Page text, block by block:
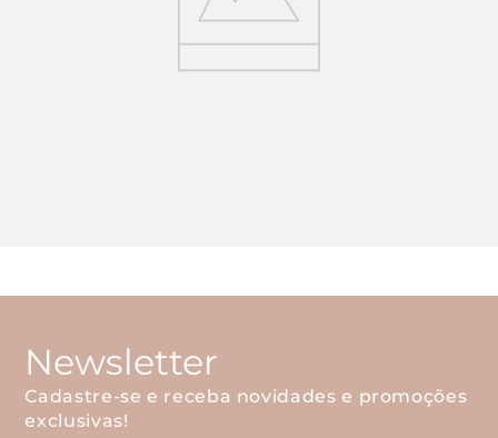
Newsletter
Cadastre-se e receba novidades e promoções
exclusivas!